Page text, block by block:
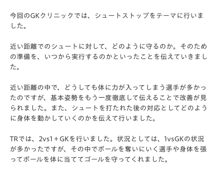
今回のGKクリニックでは、シュートストップをテーマに行いま
した。
近い距離でのシュートに対して、どのように守るのか。 そのため
の準備を、
いつから実行するのかといったことを伝えていきまし
た。
近い距離の中で、
どうしても体に力が入ってしまう選手が多かっ
たのですが、 基本姿勢をもう一度徹底して伝えることで改善が見
られました。また、
シュートを打たれた後の対応としてどのよう
に身体を動かしていく のかを伝えて行いました。
TRでは、2vs1＋GKを行いました。状況としては、 1vsGKの状況
が多かったですが、 その中でボールを奪いにいく選手や身体を張
ってボールを体に当て てゴールを守ってくれました。